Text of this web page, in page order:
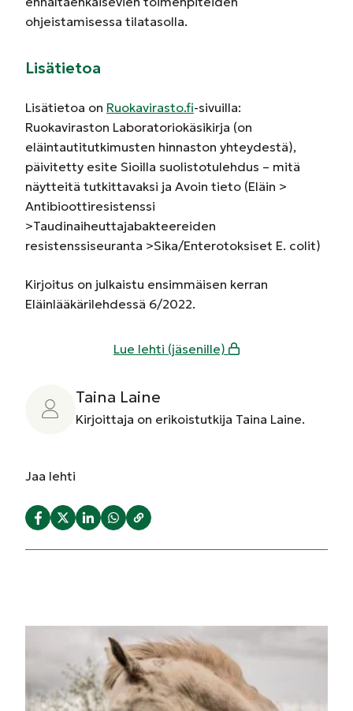
ohjeistamisessa tilatasolla.
Lisätietoa
Lisätietoa on Ruokavirasto.fi-sivuilla:
Ruokaviraston Laboratoriokäsikirja (on
eläintautitutkimusten hinnaston yhteydestä),
päivitetty esite Sioilla suolistotulehdus – mitä
näytteitä tutkittavaksi ja Avoin tieto (Eläin >
Antibioottiresistenssi
>Taudinaiheuttajabakteereiden
resistenssiseuranta >Sika/Enterotoksiset E. colit)
Kirjoitus on julkaistu ensimmäisen kerran
Eläinlääkärilehdessä 6/2022.
Lue lehti (jäsenille)
Taina Laine
Kirjoittaja on erikoistutkija Taina Laine.
Jaa lehti